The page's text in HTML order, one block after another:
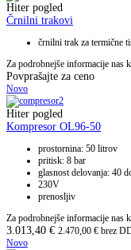
Hiter pogled
Črnilni trakovi
črnilni trak za termične
Za podrobnejše informacije nas
Povprašajte za ceno
Novo
Hiter pogled
Kompresor OL96-50
prostornina: 50 litrov
pritisk: 8 bar
glasnost delovanja: 40
230V
prenosljiv
Za podrobnejše informacije nas
3.013,40 € 2.470,00 € brez
Novo